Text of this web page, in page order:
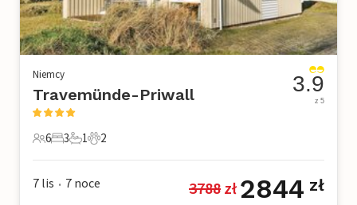
Niemcy
Travemünde-Priwall
6 Goście
6
3 Sypialnie
3
1 Łazienka
1
2 Zwierzęta domowe
2
3.9
z 5
7 lis • 7 noce 3788 zł 2844 zł